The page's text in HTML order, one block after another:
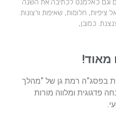
וגם כאלמנט לכתיבה.את השנה
חלומות, שאיפות ורצונות.
כמובן,
מאוד!
בפסג"ה רמת גן של "מהלך
פדגוגית ומלווה מורות